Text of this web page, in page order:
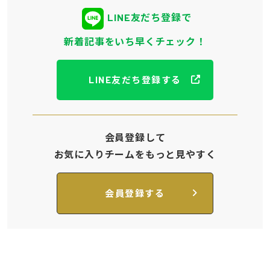
LINE友だち登録で
新着記事をいち早くチェック！
LINE友だち登録する
会員登録して
お気に入りチームをもっと見やすく
会員登録する